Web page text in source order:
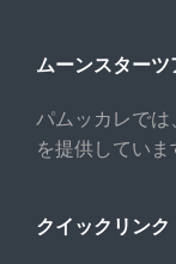
ムーンスター
パムッカレで
を提供していま
クイックリンク